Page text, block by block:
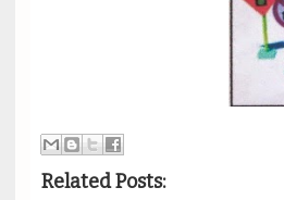
Related Posts: